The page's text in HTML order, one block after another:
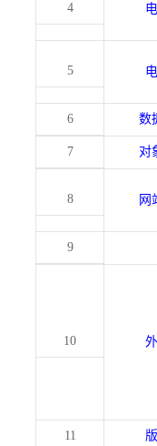
4
5
6 数
7 对
8 网
9
10
11